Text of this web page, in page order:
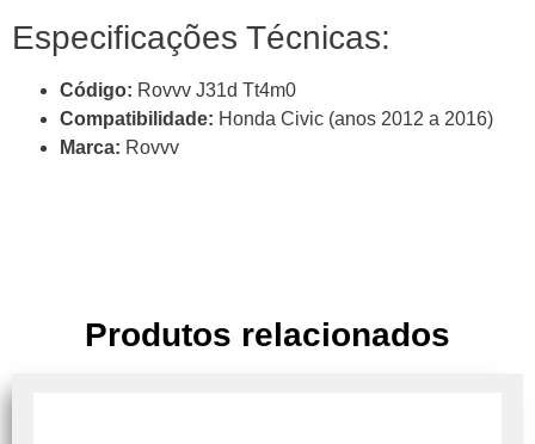
Especificações Técnicas:
Código: Rovvv J31d Tt4m0
Compatibilidade: Honda Civic (anos 2012 a 2016)
Marca: Rovvv
Produtos relacionados